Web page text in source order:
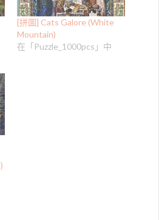
[拼圖] Cats Galore (White
Mountain)
在「Puzzle_1000pcs」中